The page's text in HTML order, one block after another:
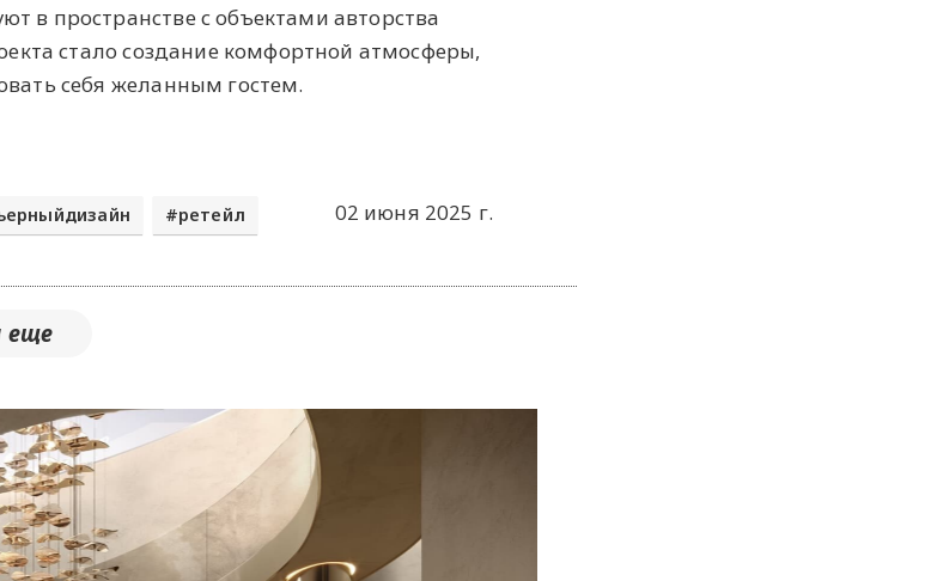
в пространстве с объектами авторства
стало создание комфортной атмосферы,
себя желанным гостем.
02 июня 2025 г.
ретейл